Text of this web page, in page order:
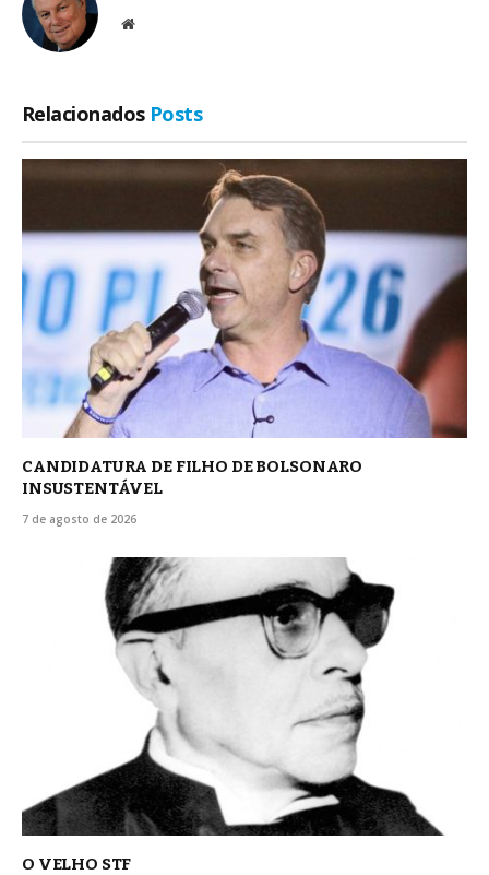
Site
Relacionados Posts
CANDIDATURA DE FILHO DE BOLSONARO
INSUSTENTÁVEL
7 de agosto de 2026
O VELHO STF